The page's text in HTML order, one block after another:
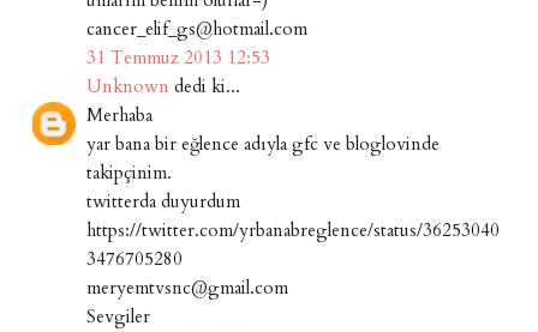
cancer_elif_gs@hotmail.com
31 Temmuz 2013 12:53
Unknown dedi ki...
Merhaba
yar bana bir eğlence adıyla gfc ve bloglovinde
takipçinim.
twitterda duyurdum
https://twitter.com/yrbanabreglence/status/36253040
3476705280
meryemtvsnc@gmail.com
Sevgiler